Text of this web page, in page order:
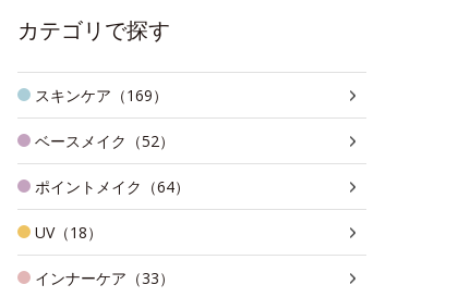
カテゴリで探す
スキンケア（169）
ベースメイク（52）
ポイントメイク（64）
UV（18）
インナーケア（33）